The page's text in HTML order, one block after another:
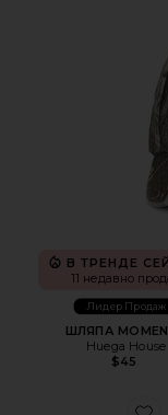
В ТРЕНДЕ
11 недавно
Лидер Продаж
ШЛЯПА
Huega House
$45